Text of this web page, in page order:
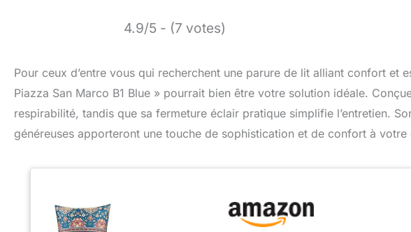
4.9/5 - (7 votes)
Pour ceux d’entre vous qui recherchent une parure de lit alliant confort et
Piazza San Marco B1 Blue » pourrait bien être votre solution idéale.
respirabilité, tandis que sa fermeture éclair pratique simplifie l’entretien.
généreuses apporteront une touche de sophistication et de confort à votre